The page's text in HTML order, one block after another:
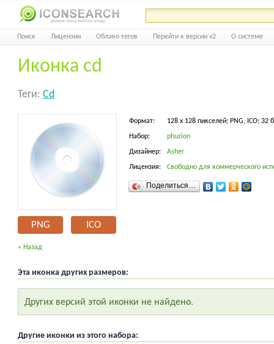
Поиск Лицензии Облако тегов Перейти к версии v2 О системе
Иконка cd
Теги: Cd
PNG ICO
Формат: 128 x 128 пикселей; PNG, ICO; 32
Набор: phuzion
Дизайнер: Asher
Лицензия: Свободно для коммерческого
Поделиться…
« Назад
Эта иконка других размеров:
Других версий этой иконки не найдено.
Другие иконки из этого набора: